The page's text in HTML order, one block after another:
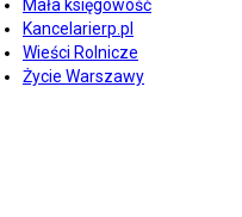
Mała księgowość
Kancelarierp.pl
Wieści Rolnicze
Życie Warszawy